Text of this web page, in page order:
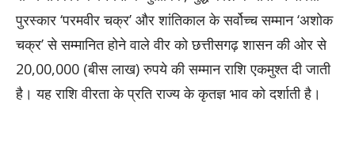
पुरस्कार ‘परमवीर चक्र’ और शांतिकाल के सर्वोच्च सम्मान ‘अशोक
चक्र’ से सम्मानित होने वाले वीर को छत्तीसगढ़ शासन की ओर से
20,00,000 (बीस लाख) रुपये की सम्मान राशि एकमुश्त दी जाती
है। यह राशि वीरता के प्रति राज्य के कृतज्ञ भाव को दर्शाती है।